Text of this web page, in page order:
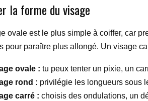
la forme du visage
ovale est le plus simple à coiffer, car
pour paraître plus allongé. Un visage
ovale : tu peux tenter un pixie, un
rond : privilégie les longueurs sous
carré : choisis des ondulations, un